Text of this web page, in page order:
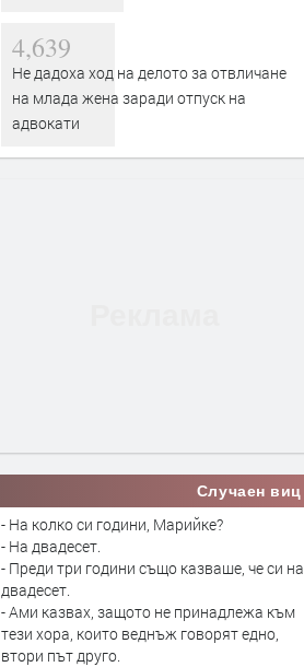
4,639
Не дадоха ход на делото за отвличане
на млада жена заради отпуск на
адвокати
Случаен виц
- На колко си години, Марийке?
- На двадесет.
- Преди три години също казваше, че си на
двадесет.
- Ами казвах, защото не принадлежа към
тези хора, които веднъж говорят едно,
втори път друго.